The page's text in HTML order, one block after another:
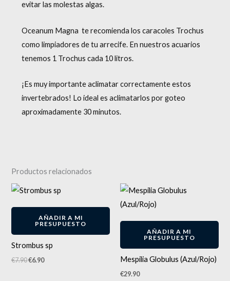
evitar las molestas algas.
Oceanum Magna te recomienda los caracoles Trochus
como limpiadores de tu arrecife. En nuestros acuarios
tenemos 1 Trochus cada 10 litros.
¡Es muy importante aclimatar correctamente estos
invertebrados! Lo ideal es aclimatarlos por goteo
aproximadamente 30 minutos.
Productos relacionados
-13%
AÑADIR A MI
PRESUPUESTO
Strombus sp
€7.90
precio
€7.90.
€6.90
precio
€6.90.
AÑADIR A MI
PRESUPUESTO
Mespilia Globulus (Azul/Rojo)
€29.90